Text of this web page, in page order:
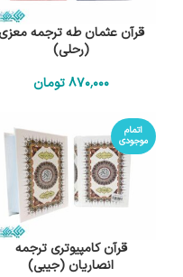
قرآن عثمان طه ترجمه معزی
(رحلی)
870٬000 تومان
اتمام
موجودی
قرآن کامپیوتری ترجمه
انصاریان (جیبی)